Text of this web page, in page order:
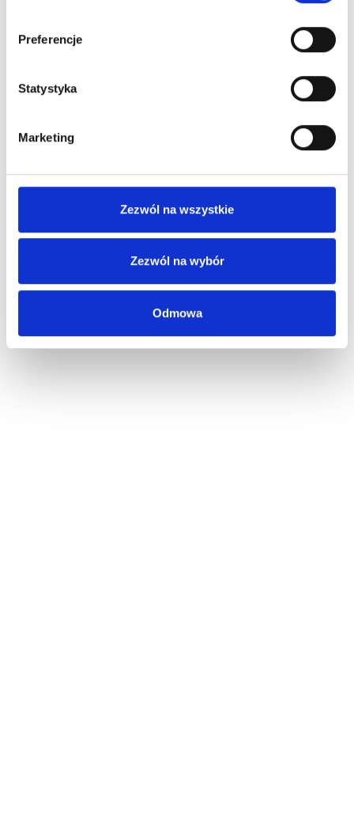
Preferencje
Statystyka
Marketing
Zezwól na wszystkie
Zezwól na wybór
Odmowa